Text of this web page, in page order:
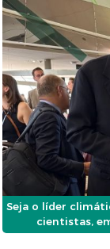
Seja o líder
cientistas,